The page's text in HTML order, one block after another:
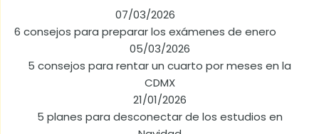
07/03/2026
6 consejos para preparar los exámenes de enero
05/03/2026
5 consejos para rentar un cuarto por meses en la
CDMX
21/01/2026
5 planes para desconectar de los estudios en